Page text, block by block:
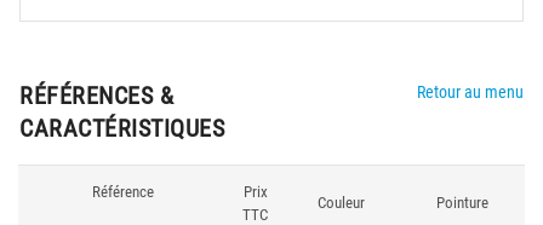
RÉFÉRENCES &
CARACTÉRISTIQUES
Retour au menu
Référence
Prix
TTC
Couleur Pointure